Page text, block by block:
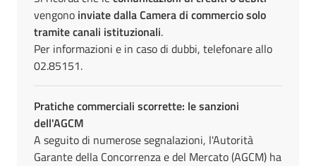
vengono inviate dalla Camera di commercio solo
tramite canali istituzionali.
Per informazioni e in caso di dubbi, telefonare allo
02.85151.
Pratiche commerciali scorrette: le sanzioni
dell'AGCM
A seguito di numerose segnalazioni, l'Autorità
Garante della Concorrenza e del Mercato (AGCM) ha